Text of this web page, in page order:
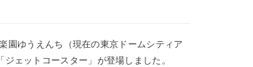
園ゆうえんち（現在の東京ドームシティア
ェットコースター」が登場しました。